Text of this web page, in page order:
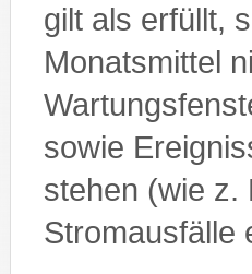
gilt als erfüllt,
Monatsmittel
sowie
stehen (wie z.
Stromausfälle